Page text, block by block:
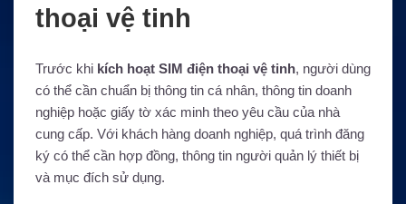
thoại vệ tinh
Trước khi kích hoạt SIM điện thoại vệ tinh, người dùng
có thể cần chuẩn bị thông tin cá nhân, thông tin doanh
nghiệp hoặc giấy tờ xác minh theo yêu cầu của nhà
cung cấp. Với khách hàng doanh nghiệp, quá trình đăng
ký có thể cần hợp đồng, thông tin người quản lý thiết bị
và mục đích sử dụng.